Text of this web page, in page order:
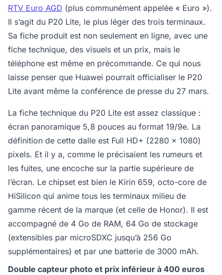
RTV Euro AGD (plus communément appelée « Euro »).
Il s’agit du P20 Lite, le plus léger des trois terminaux.
Sa fiche produit est non seulement en ligne, avec une
fiche technique, des visuels et un prix, mais le
téléphone est même en précommande. Ce qui nous
laisse penser que Huawei pourrait officialiser le P20
Lite avant même la conférence de presse du 27 mars.
La fiche technique du P20 Lite est assez classique :
écran panoramique 5,8 pouces au format 19/9e. La
définition de cette dalle est Full HD+ (2280 x 1080)
pixels. Et il y a, comme le précisaient les rumeurs et
les fuites, une encoche sur la partie supérieure de
l’écran. Le chipset est bien le Kirin 659, octo-core de
HiSilicon qui anime tous les terminaux milieu de
gamme récent de la marque (et celle de Honor). Il est
accompagné de 4 Go de RAM, 64 Go de stockage
(extensibles par microSDXC jusqu’à 256 Go
supplémentaires) et par une batterie de 3000 mAh.
Double capteur photo et prix inférieur à 400 euros